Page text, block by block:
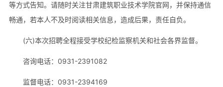
等方式告知。请随时关注甘肃建筑职业技术学院官网，并保持通信
畅通，若本人不及时阅读相关信息，造成后果，责任自负。
(六)本次招聘全程接受学校纪检监察机关和社会各界监督。
咨询电话：0931-2391082
监督电话：0931-2394169